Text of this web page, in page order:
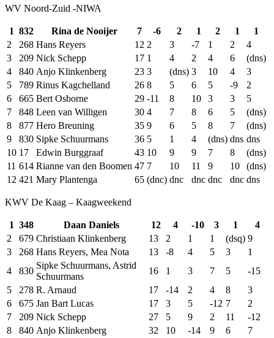
WV Noord-Zuid -NIWA
1 832 Rina de Nooijer 7 -6 2 1 2 1
1
2
268 Hans Reyers 12 2 3 -7 1 2
4
3
209 Nick Schepp 17 1 4 2 4 6
(dns)
4
840 Anjo Klinkenberg 23 3 (dns) 3 10 4
3
5
789 Rinus Kagchelland 26 8 5 6 5 -9
2
6
665 Bert Osborne 29 -11 8 10 3 3
5
7
848 Leen van Willigen 30 4 7 8 6 5
(dns)
8
877 Hero Breuning 35 9 6 5 8 7
(dns)
9
830 Sipke Schuurmans 36 5 1 4 (dns) dns dns
10 17 Edwin Burggraaf 43 10 9 9 7 8
(dns)
11 614 Rianne van den Boomen 47 7 10 11 9 10
(dns)
12 421 Mary Plantenga 65 (dnc) dnc dnc dnc dnc dns
KWV De Kaag – Kaagweekend
1 348 Daan Daniels 12 4 -10 3 1
4
2
679 Christiaan Klinkenberg 13 2 1 1 (dsq) 9
3
268 Hans Reyers, Mea Nota 13 -8 4 5 3
1
4
830
Sipke Schuurmans, Astrid
Schuurmans
16 1 3 7 5
-15
5
278 R. Arnaud 17 -14 2 4 8
3
6
675 Jan Bart Lucas 17 3 5 -12 7
2
7
209 Nick Schepp 27 5 9 2 11
-12
8
840 Anjo Klinkenberg 32 10 -14 9 6
7